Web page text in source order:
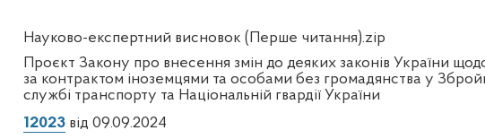
Науково-експертний висновок (Перше читання).zip
Проєкт Закону про внесення змін до деяких законів України
за контрактом іноземцями та особами без громадянства у
службі транспорту та Національній гвардії України
12023від 09.09.2024